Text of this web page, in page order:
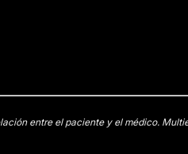
entre el paciente y el médico.